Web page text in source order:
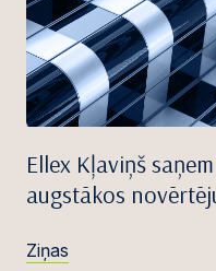
Ellex Kļaviņš saņem
augstākos
Ziņas